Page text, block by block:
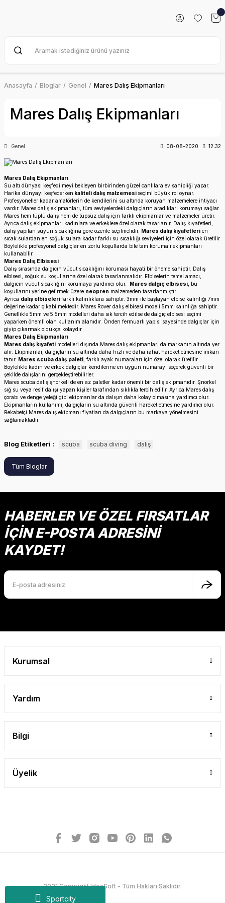
Sportcity
Anasayfa Bloglar Genel Mares Dalış Ekipmanları
Mares Dalış Ekipmanları
Genel 08-08-2020 12:32
Mares Dalış Ekipmanları
Su altı dünyası keşfedilmeyi bekleyen birbirinden güzel canlılara ev sahipliği yapar.
Harika dünyayı keşfederken kaliteli dalış malzemesi seçimi büyük rol oynar.
Profesyoneller kadar amatörlerin de kendilerini su altında koruyan malzemelere ihtiyacı
vardır. Mares dalış ekipmanları, tüm seviyelerdeki dalgıçların aradıkları korumayı sağlar.
Mares hem tüplü dalış hem de tüpsüz dalış için farklı ekipmanlar ve malzemeler üretir.
Ayrıca dalış ekipmanları kadınlara ve erkeklere özel olarak tasarlanır. Dalış kıyafetleri,
dalış yapılan suyun sıcaklığına göre özenle seçilmelidir. Mares dalış kıyafetleri en
sıcak sulardan en soğuk sulara kadar farklı su sıcaklığı seviyeleri için özel olarak üretilir.
Böylelikle profesyonel dalgıçlar en zorlu koşullarda bile tam korumalı ekipmanları
kullanabilir.
Mares Dalış Elbisesi
Dalış sırasında dalgıcın vücut sıcaklığını koruması hayati bir öneme sahiptir. Dalış
elbisesi, soğuk su koşullarına özel olarak tasarlanmalıdır. Elbiselerin temel amacı,
dalgıcın vücut sıcaklığını korumaya yardımcı olur.
Mares dalgıç elbisesi , bu
koşullarını yerine getirmek üzere neopren malzemeden tasarlanmıştır.
Ayrıca dalış elbiselerifarklı kalınlıklara sahiptir. 3mm ile başlayan elbise kalınlığı 7mm
değerine kadar çıkabilmektedir. Mares Rover dalış elbisesi modeli 5mm kalınlığa sahiptir.
Genellikle 5mm ve 5.5mm modelleri daha sık tercih edilse de dalgıç elbisesi seçimi
yaparken önemli olan kullanım alanıdır. Önden fermuarlı yapısı sayesinde dalgıçlar için
giyip çıkarmak oldukça kolaydır.
Mares Dalış Ekipmanları
Mares dalış kıyafeti modelleri dışında Mares dalış ekipmanları da markanın altında yer
alır. Ekipmanlar, dalgıçların su altında daha hızlı ve daha rahat hareket etmesine imkan
tanır. Mares scuba dalış paleti , farklı ayak numaraları için özel olarak üretilir.
Böylelikle kadın ve erkek dalgıçlar kendilerine en uygun numarayı seçerek güvenli bir
şekilde dalışlarını gerçekleştirebilirler.
Mares scuba dalış şnorkeli de en az paletler kadar önemli bir dalış ekipmanıdır. Şnorkel
sığ su veya resif dalışı yapan kişiler tarafından sıklıkla tercih edilir. Ayrıca Mares dalış
çorabı ve denge yeleği gibi ekipmanlar da dalışın daha kolay olmasına yardımcı olur.
Ekipmanların kullanımı, dalgıçların su altında güvenli hareket etmesine yardımcı olur.
Rekabetçi Mares dalış ekipmanı fiyatları da dalgıçların bu markaya yönelmesini
sağlamaktadır.
Blog Etiketleri : scuba scuba diving dalış
Tüm Bloglar
HABERLER VE ÖZEL FIRSATLAR
İÇİN E-POSTA ADRESİNİ
KAYDET!
Kurumsal
Yardım
Bilgi
Üyelik
2021 Copyright IdeaSoft - Tüm Hakları Saklıdır.